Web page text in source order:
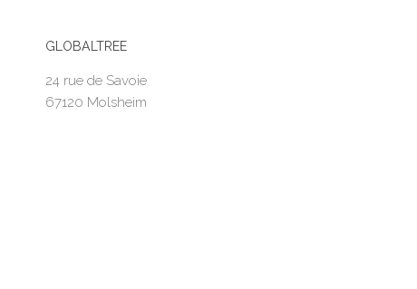
GLOBALTREE
24 rue de Savoie
67120 Molsheim